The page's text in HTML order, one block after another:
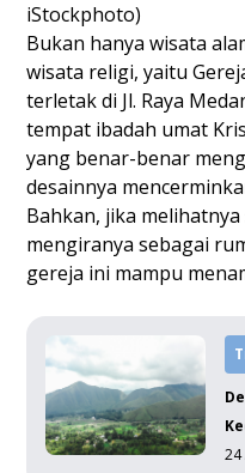
iStockphoto)
Bukan hanya wisata
wisata religi, yaitu
terletak di Jl. Raya
tempat ibadah umat
yang benar-benar
desainnya
Bahkan, jika
mengiranya sebagai
gereja ini mampu
24